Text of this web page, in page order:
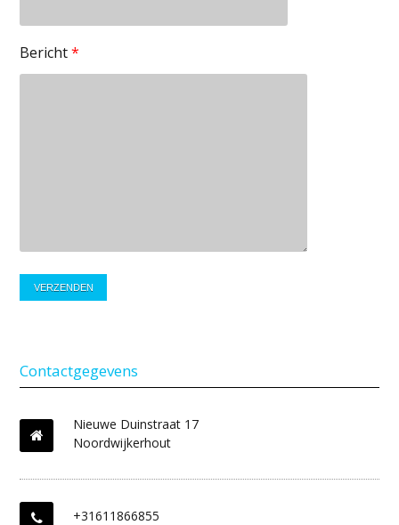
Bericht*
Contactgegevens
Nieuwe Duinstraat 17
Noordwijkerhout
+31611866855